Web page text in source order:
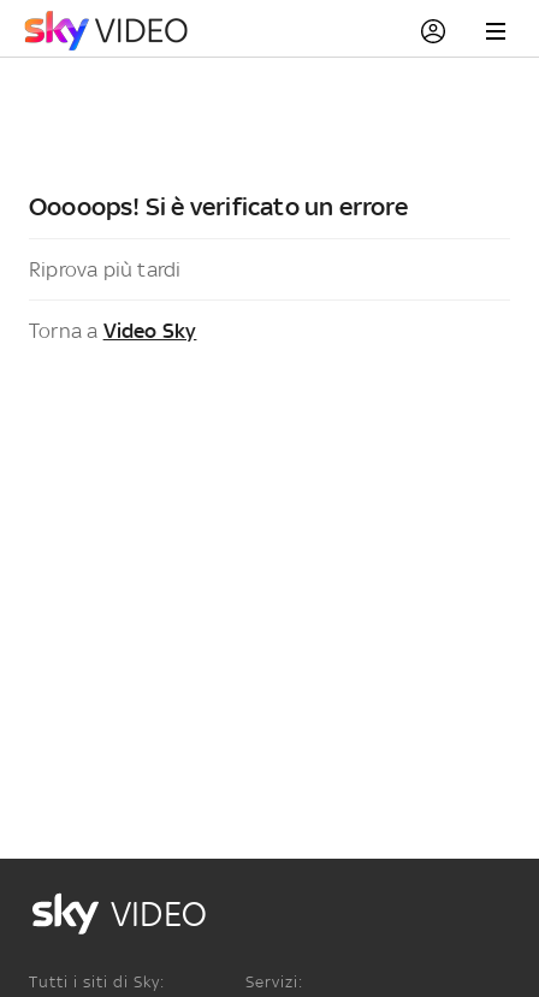
Ooooops! Si è verificato un errore
Riprova più tardi
Torna a Video Sky
VIDEO
Tutti i siti di Sky: Servizi: